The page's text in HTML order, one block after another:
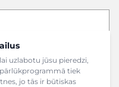
uzlabotu jūsu pieredzi,
tiek
jo tās ir būtiskas